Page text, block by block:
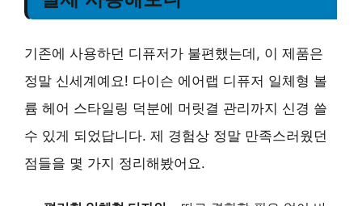
기존에 사용하던 디퓨저가 불편했는데, 이 제품은
정말 신세계예요! 다이슨 에어랩 디퓨저 일체형 볼
륨 헤어 스타일링 덕분에 머릿결 관리까지 신경 쓸
수 있게 되었답니다. 제 경험상 정말 만족스러웠던
점들을 몇 가지 정리해봤어요.